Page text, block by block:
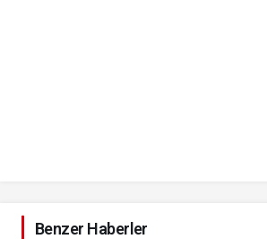
Benzer Haberler